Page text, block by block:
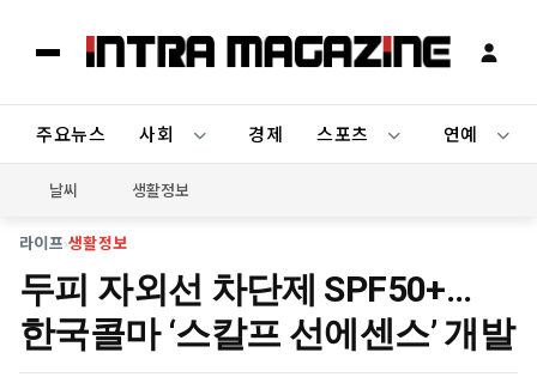
주요뉴스 사회 경제 스포츠 연예
날씨 생활정보
라이프›생활정보
두피 자외선 차단제 SPF50+…
한국콜마 ‘스칼프 선에센스’ 개발